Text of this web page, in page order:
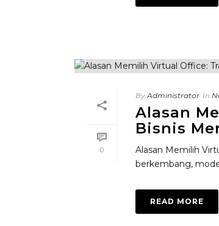
0
By Administrator In
Alasan
Bisnis
Alasan Memilih
berkembang,
READ MORE